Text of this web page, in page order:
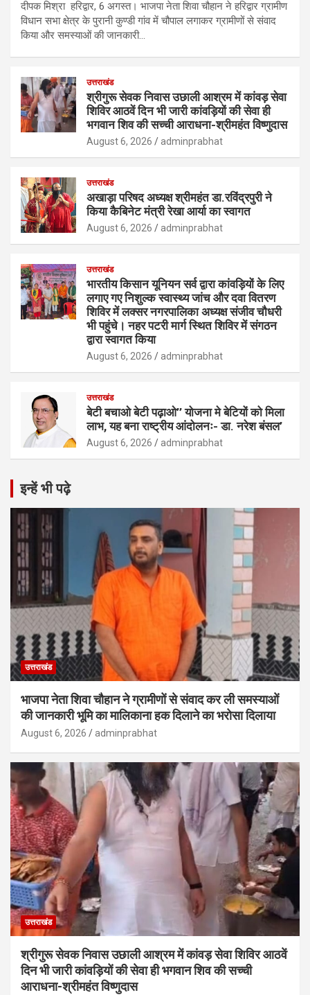
दीपक मिश्रा हरिद्वार, 6 अगस्त। भाजपा नेता शिवा चौहान ने हरिद्वार ग्रामीण
विधान सभा क्षेत्र के पुरानी कुण्डी गांव में चौपाल लगाकर ग्रामीणों से संवाद
किया और समस्याओं की जानकारी…
उत्तराखंड
श्रीगुरू सेवक निवास उछाली आश्रम में कांवड़ सेवा
शिविर आठवें दिन भी जारी कांवड़ियों की सेवा ही
भगवान शिव की सच्ची आराधना-श्रीमहंत विष्णुदास
August 6, 2026 adminprabhat
उत्तराखंड
अखाड़ा परिषद अध्यक्ष श्रीमहंत डा.रविंद्रपुरी ने
किया कैबिनेट मंत्री रेखा आर्या का स्वागत
August 6, 2026 adminprabhat
उत्तराखंड
भारतीय किसान यूनियन सर्व द्वारा कांवड़ियों के लिए
लगाए गए निशुल्क स्वास्थ्य जांच और दवा वितरण
शिविर में लक्सर नगरपालिका अध्यक्ष संजीव चौधरी
भी पहुंचे। नहर पटरी मार्ग स्थित शिविर में संगठन
द्वारा स्वागत किया
August 6, 2026 adminprabhat
उत्तराखंड
बेटी बचाओ बेटी पढ़ाओ’’ योजना मे बेटियों को मिला
लाभ, यह बना राष्ट्रीय आंदोलनः- डा. नरेश बंसल’
August 6, 2026 adminprabhat
इन्हें भी पढ़े
उत्तराखंड
भाजपा नेता शिवा चौहान ने ग्रामीणों से संवाद कर ली समस्याओं
की जानकारी भूमि का मालिकाना हक दिलाने का भरोसा दिलाया
August 6, 2026 adminprabhat
उत्तराखंड
श्रीगुरू सेवक निवास उछाली आश्रम में कांवड़ सेवा शिविर आठवें
दिन भी जारी कांवड़ियों की सेवा ही भगवान शिव की सच्ची
आराधना-श्रीमहंत विष्णुदास